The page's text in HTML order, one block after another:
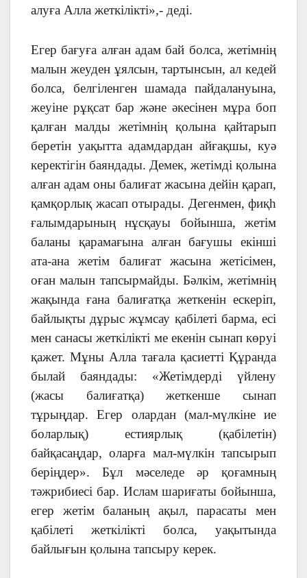
алуға Алла жеткілікті»,- деді.
Егер бағуға алған адам бай болса, жетімнің
малын жеуден ұялсын, тартынсын, ал кедей
болса, белгіленген шамада пайдалануына,
жеуіне рұқсат бар және әкесінен мұра боп
қалған малды жетімнің қолына қайтарып
беретін уақытта адамдардан айғақшы, куә
керектігін баяндады. Демек, жетімді қолына
алған адам оны балиғат жасына дейін қарап,
қамқорлық жасап отырады. Дегенмен, фиқһ
ғалымдарының нұсқауы бойынша, жетім
баланы қарамағына алған бағушы екінші
ата-ана жетім балиғат жасына жетісімен,
оған малын тапсырмайды. Бәлкім, жетімнің
жақында ғана балиғатқа жеткенін ескеріп,
байлықты дұрыс жұмсау қабілеті барма, есі
мен санасы жеткілікті ме екенін сынап көруі
қажет. Мұны Алла тағала қасиетті Құранда
былай баяндады: «Жетімдерді үйлену
(жасы балиғатқа) жеткенше сынап
тұрыңдар. Егер олардан (мал-мүлкіне ие
боларлық) естиярлық (қабілетін)
байқасаңдар, оларға мал-мүлкін тапсырып
беріңдер». Бұл мәселеде әр қоғамның
тәжрибиесі бар. Ислам шариғаты бойынша,
егер жетім баланың ақыл, парасаты мен
қабілеті жеткілікті болса, уақытында
байлығын қолына тапсыру керек.